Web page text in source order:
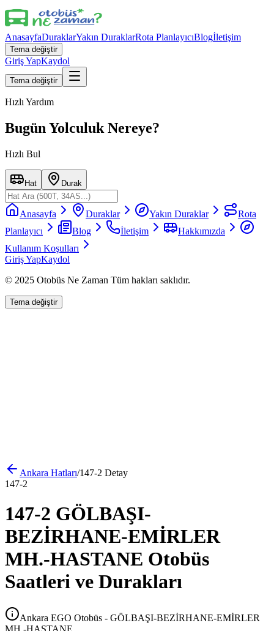
AnasayfaDuraklarYakın DuraklarRota PlanlayıcıBlogİletişim
Tema değiştir
Giriş YapKaydol
Tema değiştir
Hızlı Yardım
Bugün Yolculuk Nereye?
Hızlı Bul
Hat Durak
Anasayfa Duraklar Yakın Duraklar
Rota
Planlayıcı
Blog İletişim
Hakkımızda
Kullanım Koşulları
Giriş YapKaydol
© 2025 Otobüs Ne Zaman Tüm hakları saklıdır.
Tema değiştir
Ankara Hatları/147-2 Detay
147-2
147-2 GÖLBAŞI-
BEZİRHANE-EMİRLER
MH.-HASTANE Otobüs
Saatleri ve Durakları
Ankara EGO Otobüs - GÖLBAŞI-BEZİRHANE-EMİRLER
MH.-HASTANE